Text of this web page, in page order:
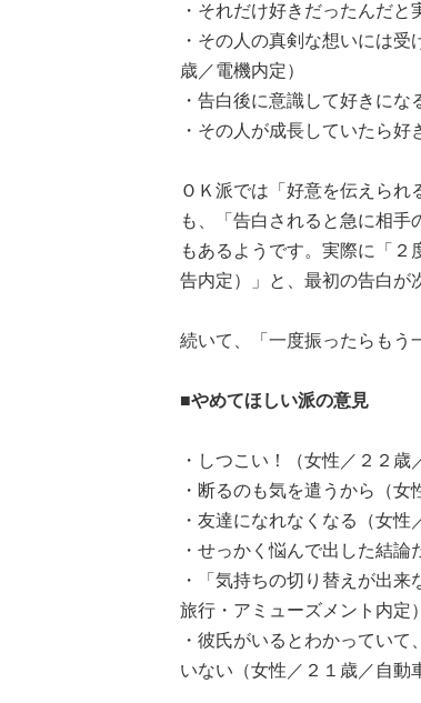
・それだけ好きだったんだと
・その人の真剣な想いには
歳／電機内定）
・告白後に意識して好きに
・その人が成長していたら
ＯＫ派では「好意を伝えら
も、「告白されると急に相手
もあるようです。実際に「
告内定）」と、最初の告白が
続いて、「一度振ったらもう
■やめてほしい派の意見
・しつこい！（女性／２２歳
・断るのも気を遣うから（女
・友達になれなくなる（女性
・せっかく悩んで出した結
・「気持ちの切り替えが出
旅行・アミューズメント内定）
・彼氏がいるとわかってい
いない（女性／２１歳／自動